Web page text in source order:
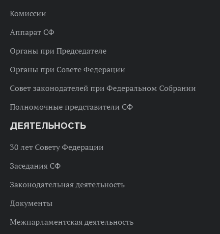
Комиссии
Аппарат СФ
Органы при Председателе
Органы при Совете Федерации
Совет законодателей при Федеральном Собрании
Полномочные представители СФ
ДЕЯТЕЛЬНОСТЬ
30 лет Совету Федерации
Заседания СФ
Законодательная деятельность
Документы
Межпарламентская деятельность